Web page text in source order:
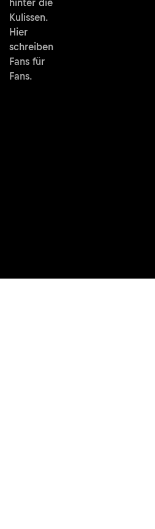
hinter die
Kulissen.
Hier
schreiben
Fans für
Fans.